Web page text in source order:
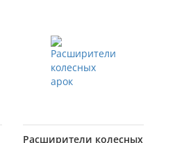
Расширители колесных